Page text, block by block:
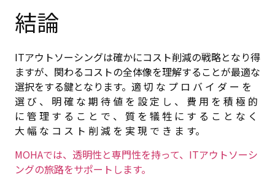
結論
ITアウトソーシングは確かにコスト削減の戦略となり得
ますが、関わるコストの全体像を理解することが最適な
選択をする鍵となります。適 切 な プ ロ バ イ ダ ー を
選 び 、 明 確 な 期 待 値 を 設 定 し 、 費 用 を 積 極 的
に 管 理 す る こ と で 、 質 を 犠 牲 に す る こ と な く
大 幅 な コ ス ト 削 減 を 実 現 で き ま す。
MOHAでは、透明性と専門性を持って、ITアウトソーシ
ングの旅路をサポートします。